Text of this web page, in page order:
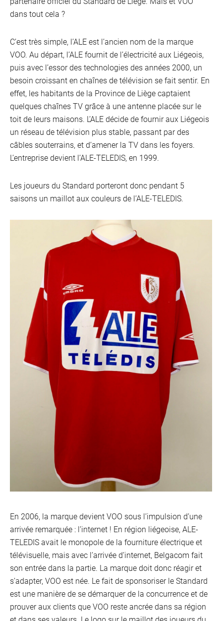
dans tout cela ?
C’est très simple, l’ALE est l’ancien nom de la marque
VOO. Au départ, l’ALE fournit de l’électricité aux Liégeois,
puis avec l’essor des technologies des années 2000, un
besoin croissant en chaînes de télévision se fait sentir. En
effet, les habitants de la Province de Liège captaient
quelques chaînes TV grâce à une antenne placée sur le
toit de leurs maisons. L’ALE décide de fournir aux Liégeois
un réseau de télévision plus stable, passant par des
câbles souterrains, et d’amener la TV dans les foyers.
L’entreprise devient l’ALE-TELEDIS, en 1999.
Les joueurs du Standard porteront donc pendant 5
saisons un maillot aux couleurs de l’ALE-TELEDIS.
En 2006, la marque devient VOO sous l’impulsion d’une
arrivée remarquée : l’internet ! En région liégeoise, ALE-
TELEDIS avait le monopole de la fourniture électrique et
télévisuelle, mais avec l’arrivée d’internet, Belgacom fait
son entrée dans la partie. La marque doit donc réagir et
s’adapter, VOO est née. Le fait de sponsoriser le Standard
est une manière de se démarquer de la concurrence et de
prouver aux clients que VOO reste ancrée dans sa région